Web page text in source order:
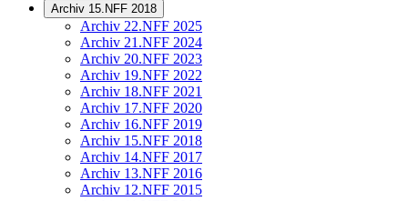
Archiv 15.NFF 2018
Archiv 22.NFF 2025
Archiv 21.NFF 2024
Archiv 20.NFF 2023
Archiv 19.NFF 2022
Archiv 18.NFF 2021
Archiv 17.NFF 2020
Archiv 16.NFF 2019
Archiv 15.NFF 2018
Archiv 14.NFF 2017
Archiv 13.NFF 2016
Archiv 12.NFF 2015